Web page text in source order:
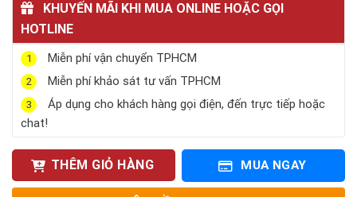
KHUYẾN MÃI KHI MUA ONLINE HOẶC GỌI
HOTLINE
1 Miễn phí vận chuyển TPHCM
2 Miễn phí khảo sát tư vấn TPHCM
3
Áp dụng cho khách hàng gọi điện, đến trực tiếp hoặc
chat!
THÊM GIỎ HÀNG MUA NGAY